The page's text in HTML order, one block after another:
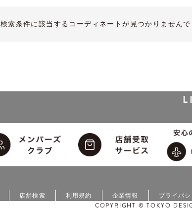
検索条件に該当するコーディネートが見つかりません
店舗検索 利用規約 企業情報 プライバ
COPYRIGHT © TOKYO